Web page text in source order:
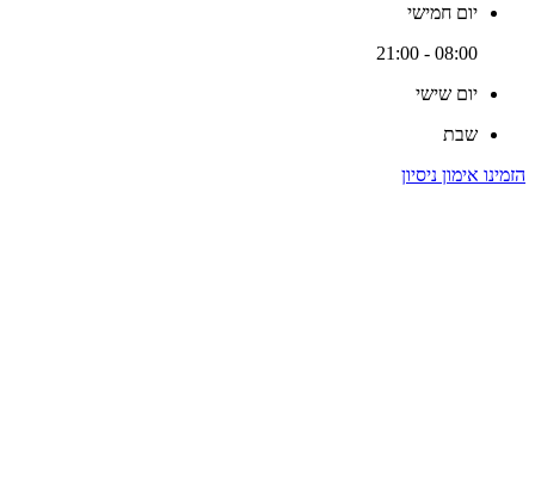
יום חמישי
08:00 - 21:00
יום שישי
שבת
הזמינו אימון ניסיון